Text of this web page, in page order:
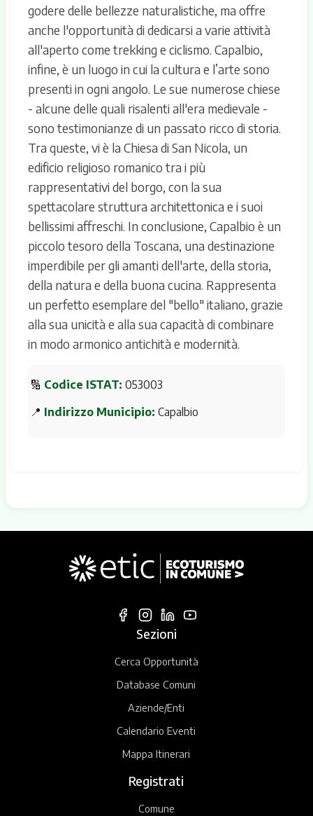
godere delle bellezze naturalistiche, ma offre
anche l'opportunità di dedicarsi a varie attività
all'aperto come trekking e ciclismo. Capalbio,
infine, è un luogo in cui la cultura e l’arte sono
presenti in ogni angolo. Le sue numerose chiese
- alcune delle quali risalenti all'era medievale -
sono testimonianze di un passato ricco di storia.
Tra queste, vi è la Chiesa di San Nicola, un
edificio religioso romanico tra i più
rappresentativi del borgo, con la sua
spettacolare struttura architettonica e i suoi
bellissimi affreschi. In conclusione, Capalbio è un
piccolo tesoro della Toscana, una destinazione
imperdibile per gli amanti dell'arte, della storia,
della natura e della buona cucina. Rappresenta
un perfetto esemplare del "bello" italiano, grazie
alla sua unicità e alla sua capacità di combinare
in modo armonico antichità e modernità.
🔢 Codice ISTAT: 053003
📍 Indirizzo Municipio: Capalbio
Sezioni
Cerca Opportunità
Database Comuni
Aziende/Enti
Calendario Eventi
Mappa Itinerari
Registrati
Comune